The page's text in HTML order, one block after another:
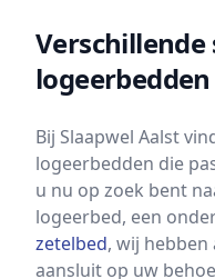
Verschillende
Bij Slaapwel Aalst
logeerbedden die
u nu op zoek bent
logeerbed, een
zetelbed, wij
aansluit op uw